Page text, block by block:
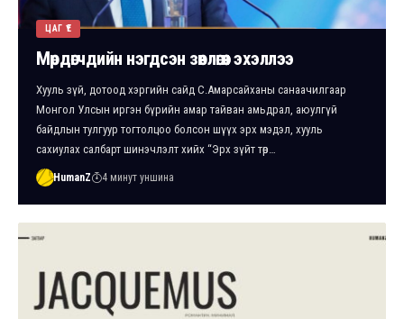
ЦАГ ҮЕ
Мөрдөгчдийн нэгдсэн зөвлөгөөн эхэллээ
Хууль зүй, дотоод хэргийн сайд С.Амарсайханы санаачилгаар
Монгол Улсын иргэн бүрийн амар тайван амьдрал, аюулгүй
байдлын тулгуур тогтолцоо болсон шүүх эрх мэдэл, хууль
сахиулах салбарт шинэчлэлт хийх “Эрх зүйт төр…
HumanZ 4 минут уншина